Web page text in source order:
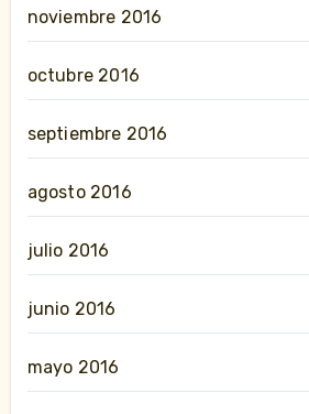
noviembre 2016
octubre 2016
septiembre 2016
agosto 2016
julio 2016
junio 2016
mayo 2016